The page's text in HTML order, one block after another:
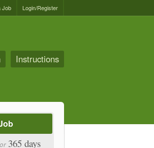
Login/Register
Job
Instructions
365 days